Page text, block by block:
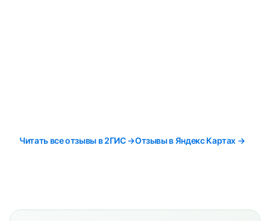
Читать все отзывы в 2ГИС →Отзывы в Яндекс Картах →